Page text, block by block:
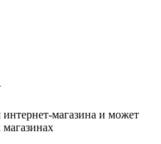
интернет-магазина и может